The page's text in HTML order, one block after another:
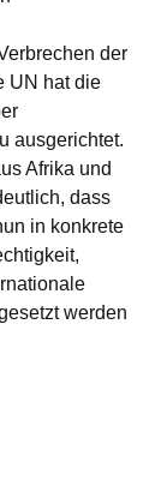
der
UN hat die
ausgerichtet.
Afrika und
dass
in konkrete
werden
der